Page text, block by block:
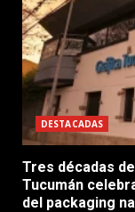
DESTACADAS
Tres décadas
Tucumán
del packaging